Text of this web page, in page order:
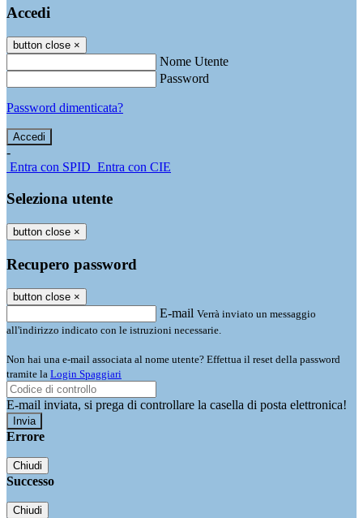
Accedi
button close ×
Nome Utente
Password
Password dimenticata?
-
Entra con SPID Entra con CIE
Seleziona utente
button close ×
Recupero password
button close ×
E-mail Verrà inviato un messaggio
all'indirizzo indicato con le istruzioni necessarie.
Non hai una e-mail associata al nome utente? Effettua il reset della password
tramite la Login Spaggiari
E-mail inviata, si prega di controllare la casella di posta elettronica!
Errore
Chiudi
Successo
Chiudi